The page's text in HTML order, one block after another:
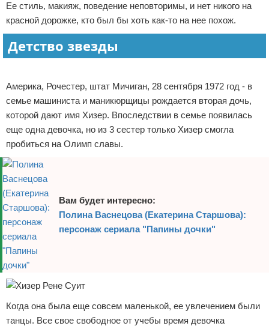
Экономика
Разное
Отказ от ответственности
Ее стиль, макияж, поведение неповторимы, и нет никого на
красной дорожке, кто был бы хоть как-то на нее похож.
Детство звезды
Америка, Рочестер, штат Мичиган, 28 сентября 1972 год - в
семье машиниста и маникюрщицы рождается вторая дочь,
которой дают имя Хизер. Впоследствии в семье появилась
еще одна девочка, но из 3 сестер только Хизер смогла
пробиться на Олимп славы.
Вам будет интересно:
Полина Васнецова (Екатерина Старшова):
персонаж сериала "Папины дочки"
Когда она была еще совсем маленькой, ее увлечением были
танцы. Все свое свободное от учебы время девочка